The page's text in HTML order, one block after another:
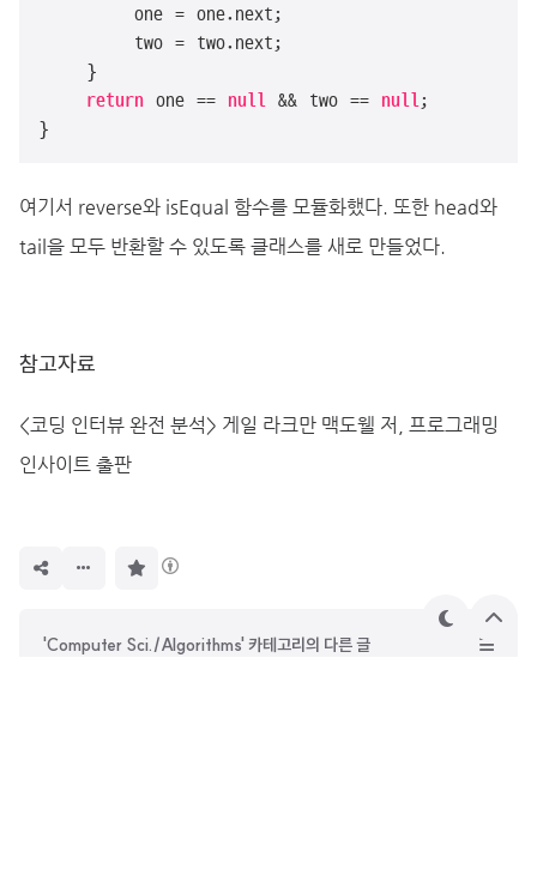
        one = one.next;
        two = two.next;
    }
return one == null && two == null;
}
여기서 reverse와 isEqual 함수를 모듈화했다. 또한 head와
tail을 모두 반환할 수 있도록 클래스를 새로 만들었다.
참고자료
<코딩 인터뷰 완전 분석> 게일 라크만 맥도웰 저, 프로그래밍
인사이트 출판
'Computer Sci./Algorithms' 카테고리의 다른 글
테
상
단